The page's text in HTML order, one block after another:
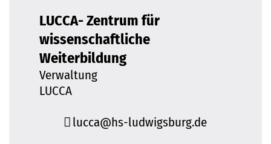
LUCCA- Zentrum für
wissenschaftliche
Weiterbildung
Verwaltung
LUCCA
lucca@hs-ludwigsburg.de